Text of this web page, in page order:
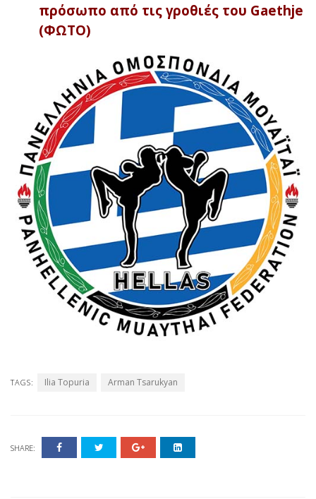
πρόσωπο από τις γροθιές του Gaethje
(ΦΩΤΟ)
TAGS: Ilia Topuria Arman Tsarukyan
SHARE: